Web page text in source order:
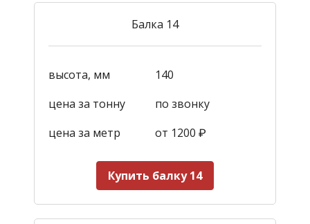
Балка 14
высота, мм
140
цена за тонну
по звонку
цена за метр
от 1200 ₽
Купить балку 14